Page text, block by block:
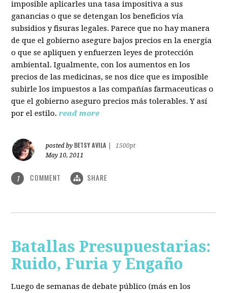
imposible aplicarles una tasa impositiva a sus
ganancias o que se detengan los beneficios vía
subsidios y fisuras legales. Parece que no hay manera
de que el gobierno asegure bajos precios en la energía
o que se apliquen y enfuerzen leyes de protección
ambiental. Igualmente, con los aumentos en los
precios de las medicinas, se nos dice que es imposible
subirle los impuestos a las compañías farmaceuticas o
que el gobierno aseguro precios más tolerables. Y así
por el estilo. read more
posted by BETSY AVILA
1500pt
May 10, 2011
1 COMMENT SHARE
Batallas Presupuestarias:
Ruido, Furia y Engaño
Luego de semanas de debate público (más en los